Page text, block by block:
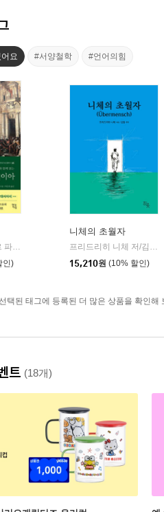
요 #서양철학 #언어의힘
호메로스 저/페테르 파울 루벤스 그림/박문재 역 |
현대지성
인)
니체의 초월자
프리드리히 니체 저/김철 편역
15,210원 (10% 할인)
택된 태그에 등록된 더 많은 상품을 확인해
트 (18개)